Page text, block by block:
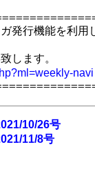
発行機能を利用
します。
navi
10/26号
11/8号